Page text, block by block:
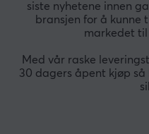
siste nyhetene innen
bransjen for å kunne
markedet til
Med vår raske
30 dagers åpent kjøp